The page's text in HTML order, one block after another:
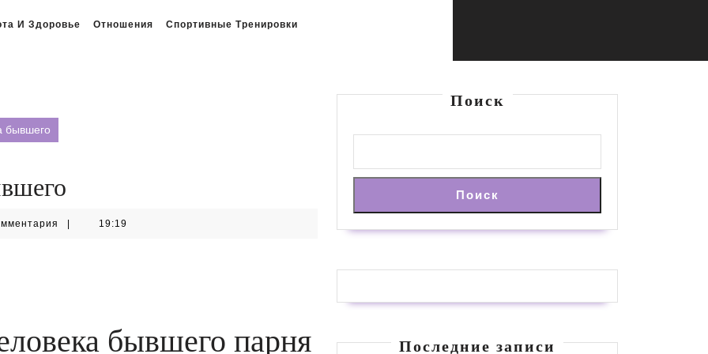
И Здоровье Отношения Спортивные Тренировки
бывшего
19:19
бывшего парня
Поиск
Поиск
Последние записи